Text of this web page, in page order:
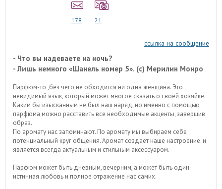
178 21
ссылка на сообщение
- Что вы надеваете на ночь?
- Лишь немного «Шанель номер 5». (с) Мерилин Монро
Парфюм-то ,без чего не обходится ни одна женщина. Это
невидимый язык, который может многое сказать о своей хозяйке.
Каким бы изысканным не был наш наряд, но именно с помощью
парфюма можно расставить все необходимые акценты, завершив
образ.
По аромату нас запоминают. По аромату мы выбираем себе
потенциальный круг общения. Аромат создает наше настроение. и
является всегда актуальным и стильным аксессуаром.
Парфюм может быть дневным, вечерним, а может быть один-
истинная любовь и полное отражение нас самих.